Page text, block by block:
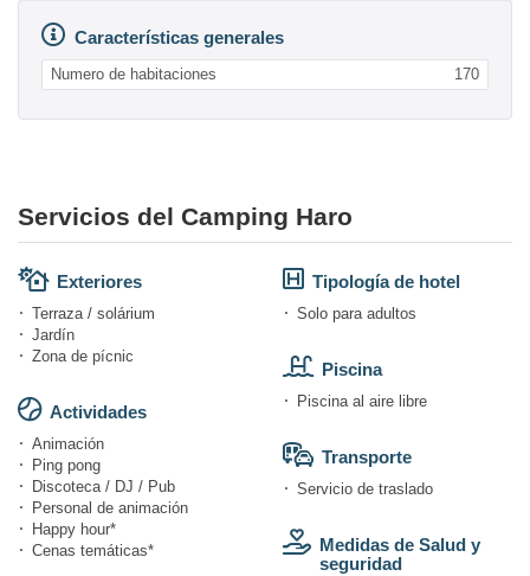
Características generales
Numero de habitaciones 170
Servicios del Camping Haro
Exteriores
Terraza / solárium
Jardín
Zona de pícnic
Actividades
Animación
Ping pong
Discoteca / DJ / Pub
Personal de animación
Happy hour*
Cenas temáticas*
Tipología de hotel
Solo para adultos
Piscina
Piscina al aire libre
Transporte
Servicio de traslado
Medidas de Salud y
seguridad